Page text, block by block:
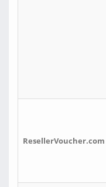
ResellerVoucher.com